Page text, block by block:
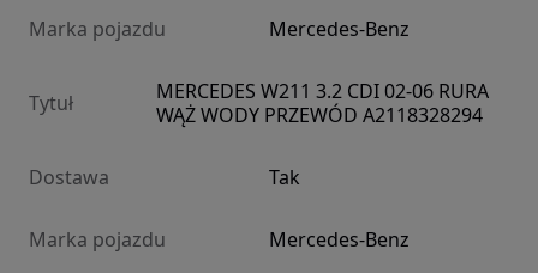
Marka pojazdu Mercedes-Benz
Tytuł
MERCEDES W211 3.2 CDI 02-06 RURA
WĄŻ WODY PRZEWÓD A2118328294
Dostawa Tak
Marka pojazdu Mercedes-Benz